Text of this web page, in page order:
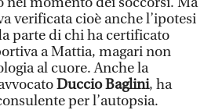
verificata cioè anche l’ipotesi
parte di chi ha certificato
a Mattia, magari non
al cuore. Anche la
Duccio Baglini, ha
per l’autopsia.